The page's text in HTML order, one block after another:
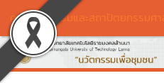
คณะศิลปกรรมและสถาปัตยกรรมศ